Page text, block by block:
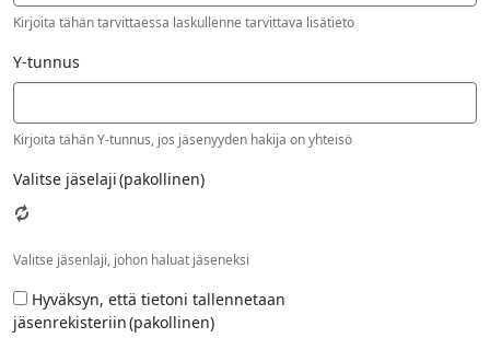
Kirjoita tähän tarvittaessa laskullenne tarvittava lisätieto
Y-tunnus
Kirjoita tähän Y-tunnus, jos jäsenyyden hakija on yhteisö
Valitse jäselaji(pakollinen)
Valitse jäsenlaji, johon haluat jäseneksi
Hyväksyn, että tietoni tallennetaan
jäsenrekisteriin(pakollinen)